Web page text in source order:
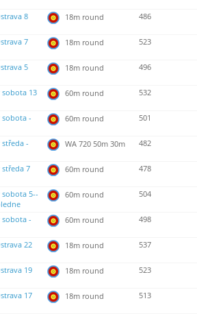
8 18m round 486
7
18m round 523
5
18m round 496
sobota 13 60m round 532
sobota -
60m round 501
-
WA 720 50m 30m 482
středa 7 60m round 478
sobota 5--
60m round 504
sobota -
60m round 498
22 18m round 537
19 18m round 523
17 18m round 513